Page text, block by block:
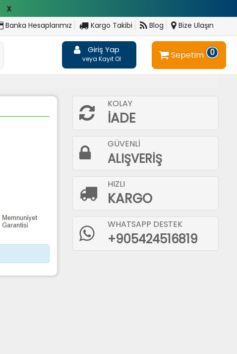
x
Banka Hesaplarımız Kargo Takibi Blog Bize Ulaşın
Giriş Yap
veya Kayıt Ol Sepetim 0
KOLAY
İADE
GÜVENLİ
ALIŞVERİŞ
HIZLI
KARGO
WHATSAPP DESTEK
+905424516819